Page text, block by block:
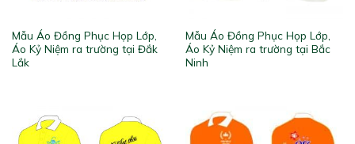
Mẫu Áo Đồng Phục Họp Lớp,
Áo Kỷ Niệm ra trường tại Đắk
Lắk
Mẫu Áo Đồng Phục Họp Lớp,
Áo Kỷ Niệm ra trường tại Bắc
Ninh